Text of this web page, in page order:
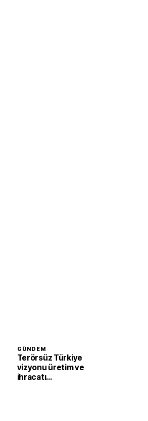
GÜNDEM
Terörsüz Türkiye
vizyonu üretim ve
ihracatı